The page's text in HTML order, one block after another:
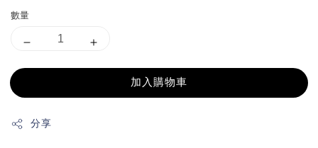
數量
加入購物車
分享